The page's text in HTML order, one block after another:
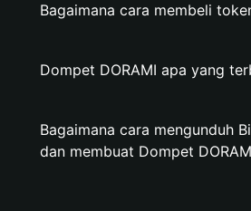
Bagaimana cara membeli
Dompet DORAMI apa yang
Bagaimana cara mengunduh
dan membuat Dompet